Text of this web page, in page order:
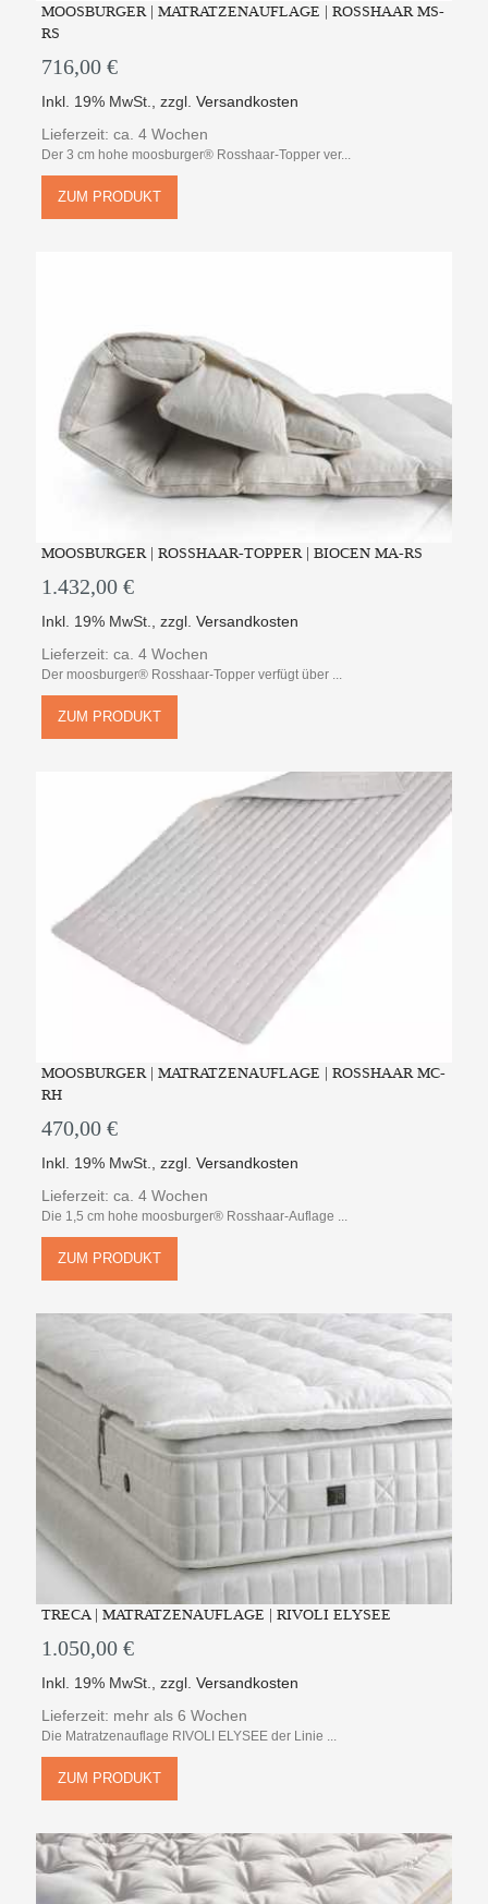
MOOSBURGER | MATRATZENAUFLAGE | ROSSHAAR MS-
RS
716,00 €
Inkl. 19% MwSt.,zzgl.Versandkosten
Lieferzeit: ca. 4 Wochen
Der 3 cm hohe moosburger® Rosshaar-Topper ver...
ZUM PRODUKT
MOOSBURGER | ROSSHAAR-TOPPER | BIOCEN MA-RS
1.432,00 €
Inkl. 19% MwSt. ,zzgl.Versandkosten
Lieferzeit: ca. 4 Wochen
Der moosburger® Rosshaar-Topper verfügt über ...
ZUM PRODUKT
MOOSBURGER | MATRATZENAUFLAGE | ROSSHAAR MC-
RH
470,00 €
Inkl. 19% MwSt. ,zzgl.Versandkosten
Lieferzeit: ca. 4 Wochen
Die 1,5 cm hohe moosburger® Rosshaar-Auflage ...
ZUM PRODUKT
TRECA | MATRATZENAUFLAGE | RIVOLI ELYSEE
1.050,00 €
Inkl. 19% MwSt. ,zzgl.Versandkosten
Lieferzeit: mehr als 6 Wochen
Die Matratzenauflage RIVOLI ELYSEE der Linie ...
ZUM PRODUKT